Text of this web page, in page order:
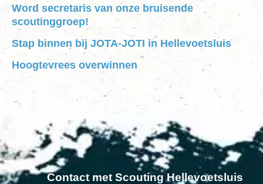
Word secretaris van onze bruisende
scoutinggroep!
Stap binnen bij JOTA-JOTI in Hellevoetsluis
Hoogtevrees overwinnen
Contact met Scouting Hellevoetsluis